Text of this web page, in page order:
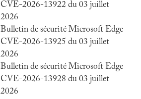
CVE-2026-13922 du 03 juillet
2026
Bulletin de sécurité Microsoft Edge
CVE-2026-13925 du 03 juillet
2026
Bulletin de sécurité Microsoft Edge
CVE-2026-13928 du 03 juillet
2026